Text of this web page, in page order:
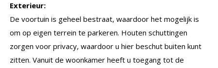
Exterieur:
De voortuin is geheel bestraat, waardoor het mogelijk is
om op eigen terrein te parkeren. Houten schuttingen
zorgen voor privacy, waardoor u hier beschut buiten kunt
zitten. Vanuit de woonkamer heeft u toegang tot de